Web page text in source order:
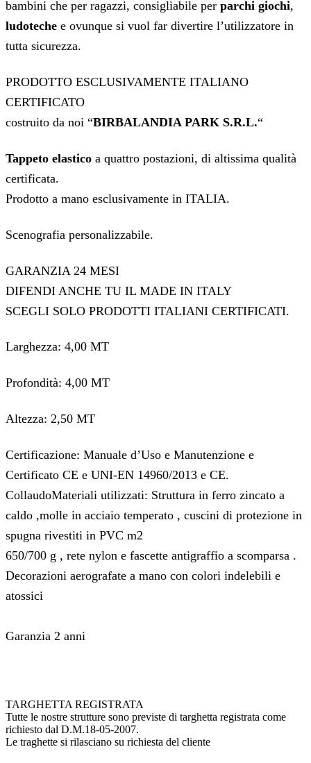
bambini che per ragazzi, consigliabile per parchi giochi,
ludoteche e ovunque si vuol far divertire l’utilizzatore in
tutta sicurezza.
PRODOTTO ESCLUSIVAMENTE ITALIANO
CERTIFICATO
costruito da noi “BIRBALANDIA PARK S.R.L.“
Tappeto elastico a quattro postazioni, di altissima qualità
certificata.
Prodotto a mano esclusivamente in ITALIA.
Scenografia personalizzabile.
GARANZIA 24 MESI
DIFENDI ANCHE TU IL MADE IN ITALY
SCEGLI SOLO PRODOTTI ITALIANI CERTIFICATI.
Larghezza: 4,00 MT
Profondità: 4,00 MT
Altezza: 2,50 MT
Certificazione: Manuale d’Uso e Manutenzione e
Certificato CE e UNI-EN 14960/2013 e CE.
CollaudoMateriali utilizzati: Struttura in ferro zincato a
caldo ,molle in acciaio temperato , cuscini di protezione in
spugna rivestiti in PVC m2
650/700 g , rete nylon e fascette antigraffio a scomparsa .
Decorazioni aerografate a mano con colori indelebili e
atossici
Garanzia 2 anni
TARGHETTA REGISTRATA
Tutte le nostre strutture sono previste di targhetta registrata come
richiesto dal D.M.18-05-2007.
Le traghette si rilasciano su richiesta del cliente